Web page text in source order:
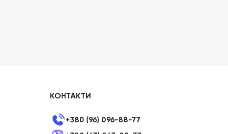
КОНТАКТИ
+380 (96) 096-88-77